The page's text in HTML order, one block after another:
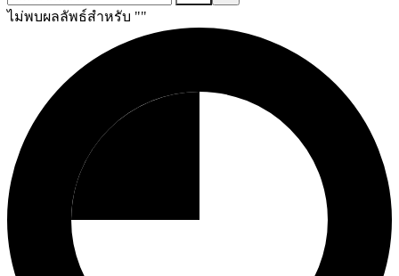
ไม่พบผลลัพธ์สำหรับ ""